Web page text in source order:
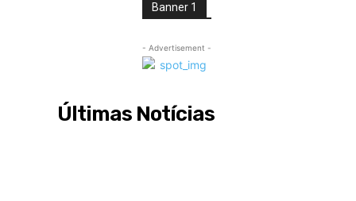
Banner 1
- Advertisement -
Últimas Notícias